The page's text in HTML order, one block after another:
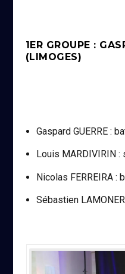
1ER GROUPE :
(LIMOGES)
Gaspard GUERRE :
Louis MARDIVIRIN :
Nicolas FERREIRA :
Sébastien